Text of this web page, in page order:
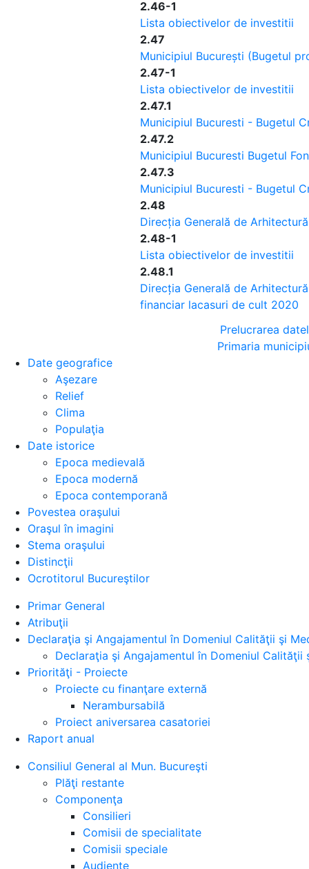
2.46-1
Lista obiectivelor de investitii
2.47
Municipiul București (Bugetul
2.47-1
Lista obiectivelor de investitii
2.47.1
Municipiul Bucuresti - Bugetul
2.47.2
Municipiul Bucuresti Bugetul
2.47.3
Municipiul Bucuresti - Bugetul
2.48
Direcția Generală de
2.48-1
Lista obiectivelor de investitii
2.48.1
Direcția Generală de
financiar lacasuri de cult 2020
Prelucrarea
Primaria
Date geografice
Aşezare
Relief
Clima
Populaţia
Date istorice
Epoca medievală
Epoca modernă
Epoca contemporană
Povestea oraşului
Oraşul în imagini
Stema oraşului
Distincţii
Ocrotitorul Bucureştilor
Primar General
Atribuţii
Declaraţia şi Angajamentul în Domeniul Calităţii şi
Declaraţia şi Angajamentul în Domeniul Calităţii
Priorităţi - Proiecte
Proiecte cu finanţare externă
Nerambursabilă
Proiect aniversarea casatoriei
Raport anual
Consiliul General al Mun. Bucureşti
Plăţi restante
Componenţa
Consilieri
Comisii de specialitate
Comisii speciale
Audiente